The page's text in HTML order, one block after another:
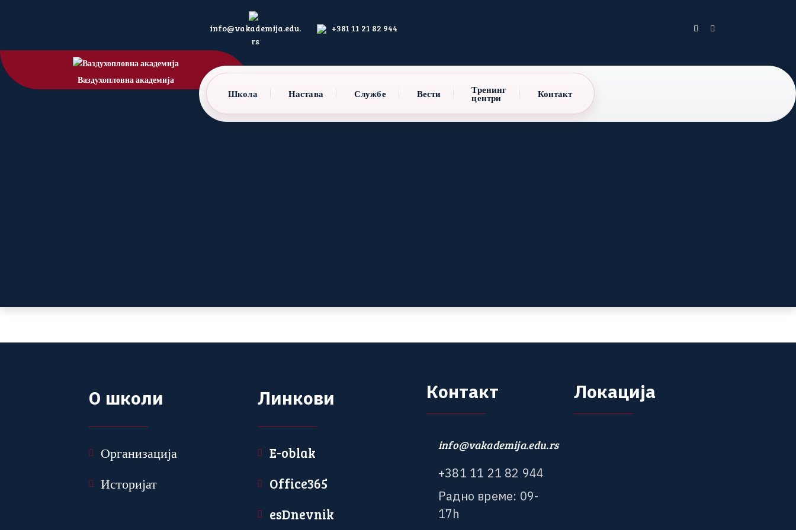
info@vakademija.edu.
rs
+381 11 21 82 944
Ваздухопловна академија
Школа Настава Службе Вести Тренинг
центри Контакт
О школи
Организација
Историјат
Линкови
E-oblak
Office365
esDnevnik
Контакт
info@vakademija.edu.rs
+381 11 21 82 944
Радно време: 09-
17h
Локација